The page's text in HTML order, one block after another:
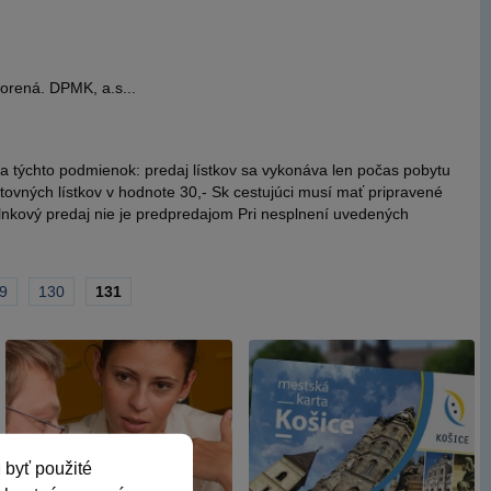
byť použité
DPMK, a.s...
podmienok: predaj lístkov sa vykonáva len počas pobytu
lístkov v hodnote 30,- Sk cestujúci musí mať pripravené
predaj nie je predpredajom Pri nesplnení uvedených
Page
130
Aktuálna
131